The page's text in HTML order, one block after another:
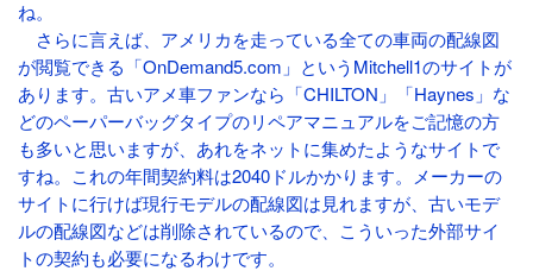
ね。
さらに言えば、アメリカを走っている全ての車両の配線図
が閲覧できる「OnDemand5.com」というMitchell1のサイトが
あります。古いアメ車ファンなら「CHILTON」「Haynes」な
どのペーパーバッグタイプのリペアマニュアルをご記憶の方
も多いと思いますが、あれをネットに集めたようなサイトで
すね。これの年間契約料は2040ドルかかります。メーカーの
サイトに行けば現行モデルの配線図は見れますが、古いモデ
ルの配線図などは削除されているので、こういった外部サイ
トの契約も必要になるわけです。